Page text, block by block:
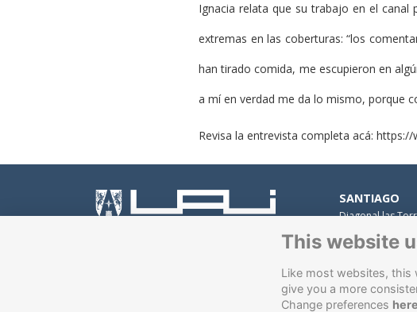
Ignacia relata que su trabajo en el
extremas en las coberturas: “los
han tirado comida, me escupieron en
a mí en verdad me da lo mismo, porque
Revisa la entrevista completa acá: https://
SANTIAGO
Diagonal las
Peñalolén.
Av. Presidente
Condes.
Av. Santa María
VIÑA DEL MAR
This website
Like most websites, this
give you a more
Change preferences here